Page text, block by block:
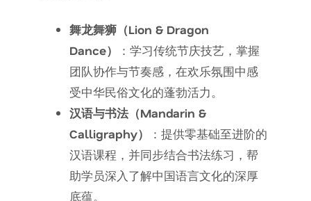
舞龙舞狮（Lion & Dragon
Dance）
：学习传统节庆技艺，掌握
团队协作与节奏感，在欢乐氛围中感
受中华民俗文化的蓬勃活力。
汉语与书法（Mandarin &
Calligraphy）
：提供零基础至进阶的
汉语课程，并同步结合书法练习，帮
助学员深入了解中国语言文化的深厚
底蕴。